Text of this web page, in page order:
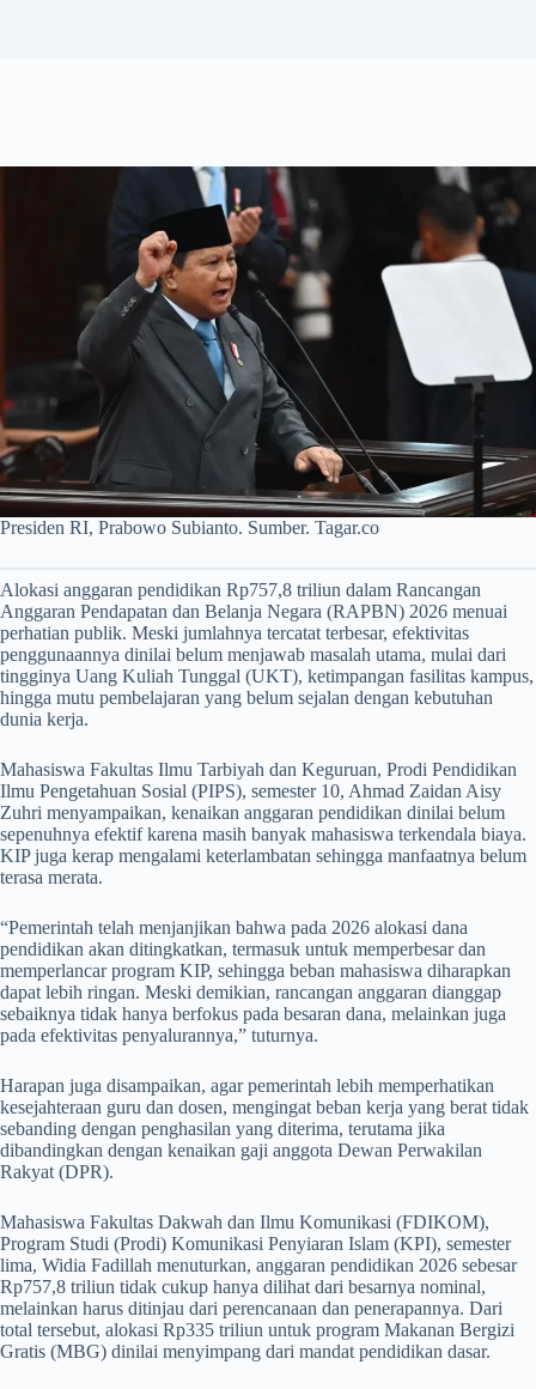
Presiden RI, Prabowo Subianto. Sumber. Tagar.co
Alokasi anggaran pendidikan Rp757,8 triliun dalam Rancangan
Anggaran Pendapatan dan Belanja Negara (RAPBN) 2026 menuai
perhatian publik. Meski jumlahnya tercatat terbesar, efektivitas
penggunaannya dinilai belum menjawab masalah utama, mulai dari
tingginya Uang Kuliah Tunggal (UKT), ketimpangan fasilitas kampus,
hingga mutu pembelajaran yang belum sejalan dengan kebutuhan
dunia kerja.
Mahasiswa Fakultas Ilmu Tarbiyah dan Keguruan, Prodi Pendidikan
Ilmu Pengetahuan Sosial (PIPS), semester 10, Ahmad Zaidan Aisy
Zuhri menyampaikan, kenaikan anggaran pendidikan dinilai belum
sepenuhnya efektif karena masih banyak mahasiswa terkendala biaya.
KIP juga kerap mengalami keterlambatan sehingga manfaatnya belum
terasa merata.
“Pemerintah telah menjanjikan bahwa pada 2026 alokasi dana
pendidikan akan ditingkatkan, termasuk untuk memperbesar dan
memperlancar program KIP, sehingga beban mahasiswa diharapkan
dapat lebih ringan. Meski demikian, rancangan anggaran dianggap
sebaiknya tidak hanya berfokus pada besaran dana, melainkan juga
pada efektivitas penyalurannya,” tuturnya.
Harapan juga disampaikan, agar pemerintah lebih memperhatikan
kesejahteraan guru dan dosen, mengingat beban kerja yang berat tidak
sebanding dengan penghasilan yang diterima, terutama jika
dibandingkan dengan kenaikan gaji anggota Dewan Perwakilan
Rakyat (DPR).
Mahasiswa Fakultas Dakwah dan Ilmu Komunikasi (FDIKOM),
Program Studi (Prodi) Komunikasi Penyiaran Islam (KPI), semester
lima, Widia Fadillah menuturkan, anggaran pendidikan 2026 sebesar
Rp757,8 triliun tidak cukup hanya dilihat dari besarnya nominal,
melainkan harus ditinjau dari perencanaan dan penerapannya. Dari
total tersebut, alokasi Rp335 triliun untuk program Makanan Bergizi
Gratis (MBG) dinilai menyimpang dari mandat pendidikan dasar.